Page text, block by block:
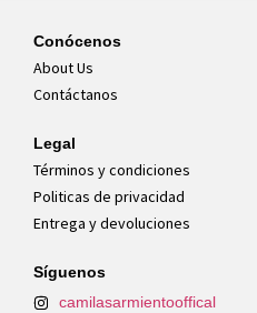
Conócenos
About Us
Contáctanos
Legal
Términos y condiciones
Politicas de privacidad
Entrega y devoluciones
Síguenos
camilasarmientooffical